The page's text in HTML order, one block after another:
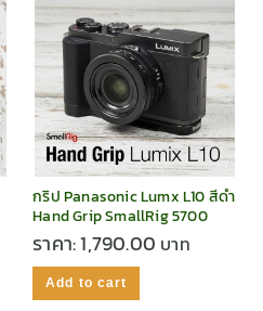
กริป Panasonic Lumx L10 สีดำ
Hand Grip SmallRig 5700
ราคา:1,790.00
Add to cart